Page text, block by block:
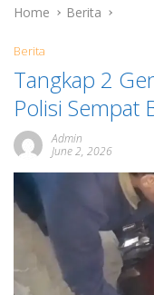
Home Berita
Berita
Tangkap 2
Polisi Sempat
Admin
June 2, 2026